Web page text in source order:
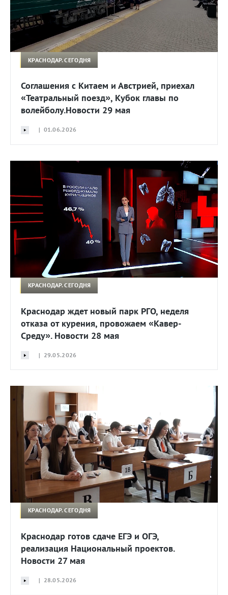
КРАСНОДАР. СЕГОДНЯ
Соглашения с Китаем и Австрией, приехал
«Театральный поезд», Кубок главы по
волейболу.Новости 29 мая
| 01.06.2026
КРАСНОДАР. СЕГОДНЯ
Краснодар ждет новый парк РГО, неделя
отказа от курения, провожаем «Кавер-
Среду». Новости 28 мая
| 29.05.2026
КРАСНОДАР. СЕГОДНЯ
Краснодар готов сдаче ЕГЭ и ОГЭ,
реализация Национальный проектов.
Новости 27 мая
| 28.05.2026